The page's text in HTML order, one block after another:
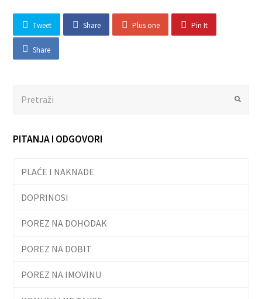
Tweet Share Plus one Pin It
Share
Submit
PITANJA I ODGOVORI
PLAĆE I NAKNADE
DOPRINOSI
POREZ NA DOHODAK
POREZ NA DOBIT
POREZ NA IMOVINU